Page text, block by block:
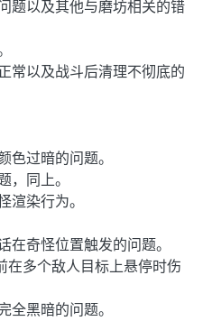
题以及其他与磨坊相关的错
常以及战斗后清理不彻底的
色过暗的问题。
，同上。
渲染行为。
在奇怪位置触发的问题。
在多个敌人目标上悬停时伤
全黑暗的问题。